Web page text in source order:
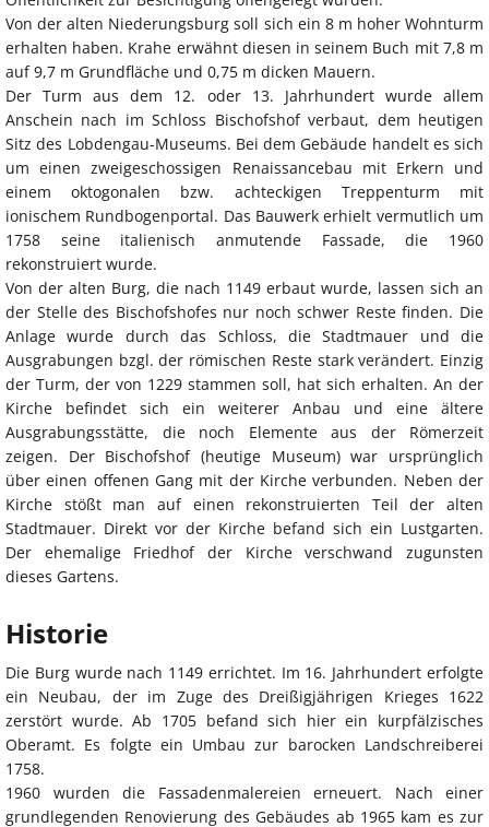
Von der alten Niederungsburg soll sich ein 8 m hoher Wohnturm
erhalten haben. Krahe erwähnt diesen in seinem Buch mit 7,8 m
auf 9,7 m Grundfläche und 0,75 m dicken Mauern.
Der Turm aus dem 12. oder 13. Jahrhundert wurde allem
Anschein nach im Schloss Bischofshof verbaut, dem heutigen
Sitz des Lobdengau-Museums. Bei dem Gebäude handelt es sich
um einen zweigeschossigen Renaissancebau mit Erkern und
einem oktogonalen bzw. achteckigen Treppenturm mit
ionischem Rundbogenportal. Das Bauwerk erhielt vermutlich um
1758 seine italienisch anmutende Fassade, die 1960
rekonstruiert wurde.
Von der alten Burg, die nach 1149 erbaut wurde, lassen sich an
der Stelle des Bischofshofes nur noch schwer Reste finden. Die
Anlage wurde durch das Schloss, die Stadtmauer und die
Ausgrabungen bzgl. der römischen Reste stark verändert. Einzig
der Turm, der von 1229 stammen soll, hat sich erhalten. An der
Kirche befindet sich ein weiterer Anbau und eine ältere
Ausgrabungsstätte, die noch Elemente aus der Römerzeit
zeigen. Der Bischofshof (heutige Museum) war ursprünglich
über einen offenen Gang mit der Kirche verbunden. Neben der
Kirche stößt man auf einen rekonstruierten Teil der alten
Stadtmauer. Direkt vor der Kirche befand sich ein Lustgarten.
Der ehemalige Friedhof der Kirche verschwand zugunsten
dieses Gartens.
Historie
Die Burg wurde nach 1149 errichtet. Im 16. Jahrhundert erfolgte
ein Neubau, der im Zuge des Dreißigjährigen Krieges 1622
zerstört wurde. Ab 1705 befand sich hier ein kurpfälzisches
Oberamt. Es folgte ein Umbau zur barocken Landschreiberei
1758.
1960 wurden die Fassadenmalereien erneuert. Nach einer
grundlegenden Renovierung des Gebäudes ab 1965 kam es zur